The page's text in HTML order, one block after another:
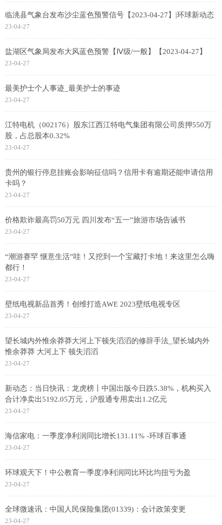
临洮县气象台发布沙尘蓝色预警信号【2023-04-27】|环球新动态
23-04-27
盐湖区气象局发布大风蓝色预警【Ⅳ级/一般】【2023-04-27】
23-04-27
最美护士个人事迹_最美护士的事迹
23-04-27
江特电机（002176）股东江西江特电气集团有限公司质押550万
股，占总股本0.32%
23-04-27
贵州的银行停息挂账会影响征信吗？信用卡有逾期还能申请信用
卡吗？
23-04-27
价格欺诈最高罚50万元 四川发布“五一”旅游市场告诫书
23-04-27
“潮游赛罕 惬意生活”哇！又挖到一个宝藏打卡地！来这里怎么嗨
都行！
23-04-27
壁纸电视新品首秀！创维打造AWE 2023壁纸电视专区
23-04-27
望长城内外惟余莽莽大河上下顿失滔滔的修辞手法_望长城内外
惟余莽莽 大河上下 顿失滔滔
23-04-27
新动态：当日快讯：龙虎榜丨中国出版今日跌5.38%，机构买入
合计净卖出5192.05万元，沪股通专用卖出1.2亿元
23-04-27
海信家电：一季度净利润同比增长131.11% -环球百事通
23-04-27
环球观天下！中公教育一季度净利润同比环比均扭亏为盈
23-04-27
全球微速讯：中国人民保险集团(01339)：会计政策变更
23-04-27